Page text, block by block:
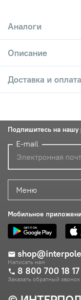
Аналоги
Описание
Доставка и оплата
Меню
Мобильное
Написать нам
8 800 700 18 17
Заказать обратный звонок
Подпишитесь на нашу
E-mail